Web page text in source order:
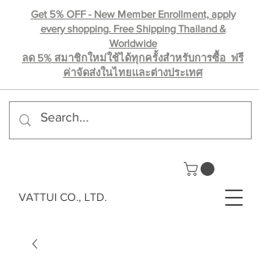
VATTUI CO., LTD.
Get 5% OFF - New Member Enrollment, apply
every shopping. Free Shipping Thailand &
Worldwide
ลด 5% สมาชิกใหม่ใช้ได้ทุกครั้งสำหรับการซื้อ ฟรี
ค่าจัดส่งในไทยเเละต่างประเทศ